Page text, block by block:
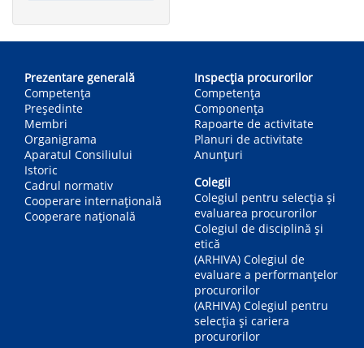
navigation
Prezentare generală
Competența
Președinte
Membri
Organigrama
Aparatul Consiliului
Istoric
Cadrul normativ
Cooperare internațională
Cooperare națională
Inspecția procurorilor
Competenţa
Componența
Rapoarte de activitate
Planuri de activitate
Anunțuri
Colegii
Colegiul pentru selecția și
evaluarea procurorilor
Colegiul de disciplină și
etică
(ARHIVA) Colegiul de
evaluare a performanțelor
procurorilor
(ARHIVA) Colegiul pentru
selecția și cariera
procurorilor